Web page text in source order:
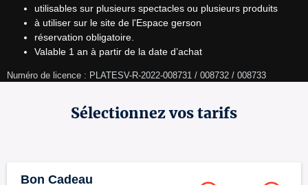
utilisables sur plusieurs spectacles ou plusieurs produits
à utiliser sur le site de l'Espace gerson
réservation obligatoire.
Valable 1 an à partir de la date d’achat
Numéro de licence : PLATESV-R-2022-008731 / 008732 / 008733
Sélectionnez vos tarifs
Bon Cadeau